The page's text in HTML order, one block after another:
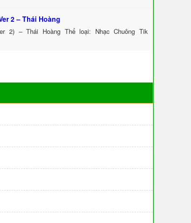
2 – Thái Hoàng
2) – Thái Hoàng Thể loại: Nhạc Chuông Tik